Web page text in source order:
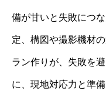
備が甘いと失敗につ
定、構図や撮影機材
ラン作りが、失敗を
に、現地対応力と準